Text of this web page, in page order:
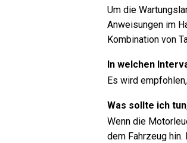
Um die
Anweisungen im
Kombination von
In welchen
Es wird
Was sollte ich
Wenn die
dem Fahrzeug